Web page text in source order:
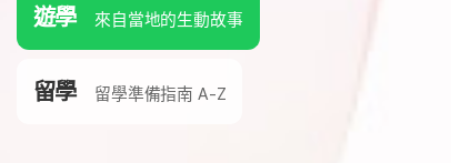
遊學 來自當地的生動故事
留學 留學準備指南 A-Z